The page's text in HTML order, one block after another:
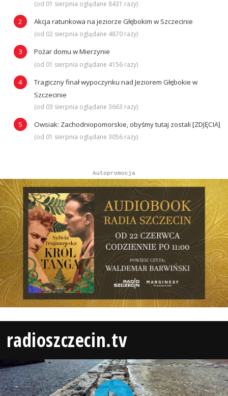
(od 01 sierpnia oglądane 8431 razy)
Akcja ratunkowa na jeziorze Głębokim w Szczecinie
(od 02 sierpnia oglądane 4870 razy)
Pożar domu w Mierzynie
(od 01 sierpnia oglądane 4156 razy)
Tragiczny finał wypoczynku nad Jeziorem Głębokie w
Szczecinie
(od 03 sierpnia oglądane 3663 razy)
Owsiak: Zachodniopomorskie, obyśmy tutaj zostali [ZDJĘCIA]
(od 01 sierpnia oglądane 3056 razy)
Autopromocja
radioszczecin.tv